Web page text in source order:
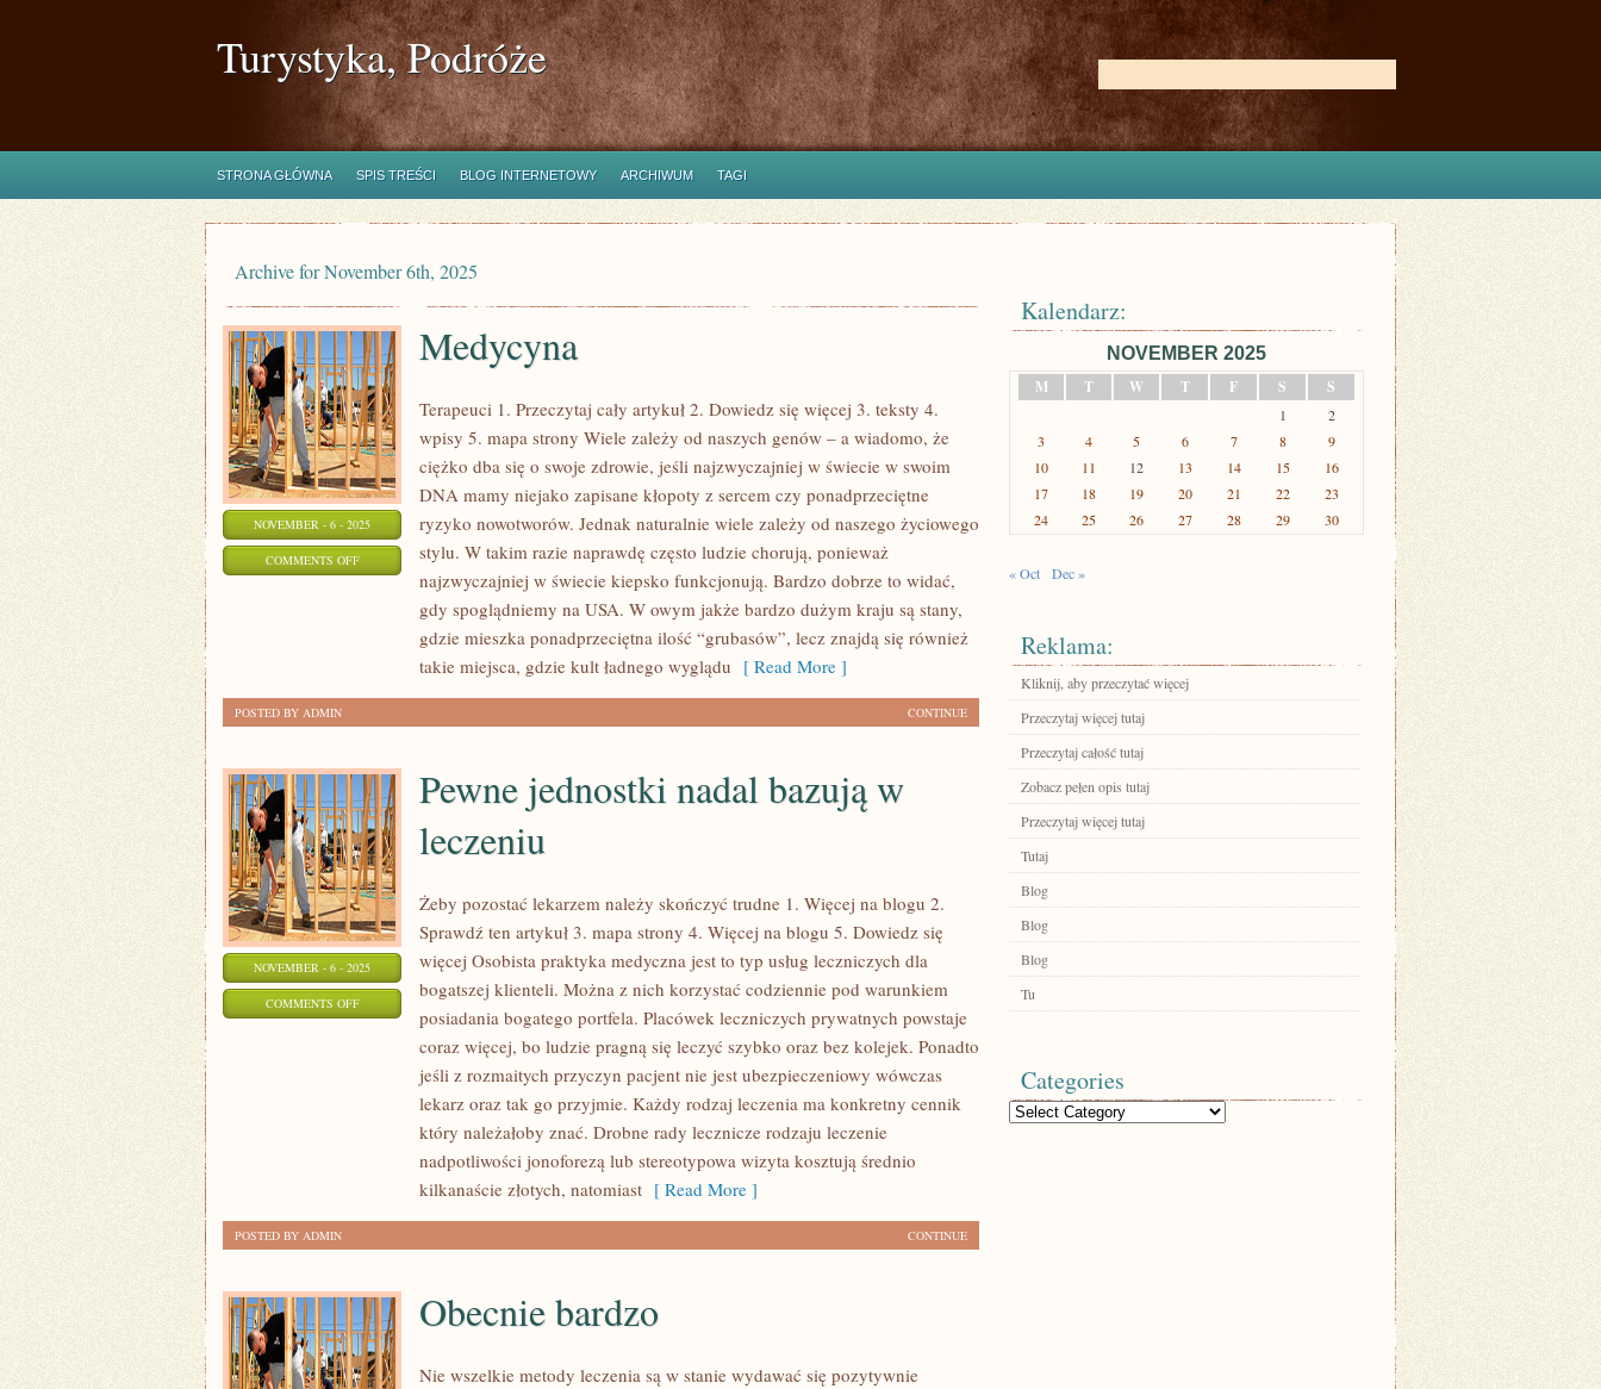
Turystyka, Podróże
STRONA GŁÓWNA SPIS TREŚCI BLOG INTERNETOWY ARCHIWUM TAGI
Archive for November 6th, 2025
NOVEMBER - 6 - 2025
COMMENTS OFFON
MEDYCYNA
Medycyna
Terapeuci 1. Przeczytaj cały artykuł 2. Dowiedz się więcej 3. teksty 4.
wpisy 5. mapa strony Wiele zależy od naszych genów – a wiadomo, że
ciężko dba się o swoje zdrowie, jeśli najzwyczajniej w świecie w swoim
DNA mamy niejako zapisane kłopoty z sercem czy ponadprzeciętne
ryzyko nowotworów. Jednak naturalnie wiele zależy od naszego życiowego
stylu. W takim razie naprawdę często ludzie chorują, ponieważ
najzwyczajniej w świecie kiepsko funkcjonują. Bardzo dobrze to widać,
gdy spoglądniemy na USA. W owym jakże bardzo dużym kraju są stany,
gdzie mieszka ponadprzeciętna ilość “grubasów”, lecz znajdą się również
takie miejsca, gdzie kult ładnego wyglądu [ Read More ]
CONTINUE
POSTED BY ADMIN
NOVEMBER - 6 - 2025
COMMENTS OFFON
Pewne jednostki nadal bazują w
leczeniu
Żeby pozostać lekarzem należy skończyć trudne 1. Więcej na blogu 2.
Sprawdź ten artykuł 3. mapa strony 4. Więcej na blogu 5. Dowiedz się
więcej Osobista praktyka medyczna jest to typ usług leczniczych dla
bogatszej klienteli. Można z nich korzystać codziennie pod warunkiem
posiadania bogatego portfela. Placówek leczniczych prywatnych powstaje
coraz więcej, bo ludzie pragną się leczyć szybko oraz bez kolejek. Ponadto
jeśli z rozmaitych przyczyn pacjent nie jest ubezpieczeniowy wówczas
lekarz oraz tak go przyjmie. Każdy rodzaj leczenia ma konkretny cennik
który należałoby znać. Drobne rady lecznicze rodzaju leczenie
nadpotliwości jonoforezą lub stereotypowa wizyta kosztują średnio
kilkanaście złotych, natomiast [ Read More ]
CONTINUE
POSTED BY ADMIN
Obecnie bardzo
Nie wszelkie metody leczenia są w stanie wydawać się pozytywnie
Kalendarz:
NOVEMBER 2025
M
T W T F S S
1
2
3
4 5 6 7 8
9
10
11 12 13 14 15
16
17
18 19 20 21 22
23
24
25 26 27 28 29 30
« Oct Dec »
Reklama:
Kliknij, aby przeczytać więcej
Przeczytaj więcej tutaj
Przeczytaj całość tutaj
Zobacz pełen opis tutaj
Przeczytaj więcej tutaj
Tutaj
Blog
Blog
Blog
Tu
Categories
Categories